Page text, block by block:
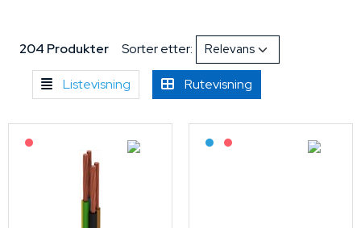
204 Produkter Sorter etter:
Listevisning Rutevisning
Bestilling: 2-3 uker
På forespørsel